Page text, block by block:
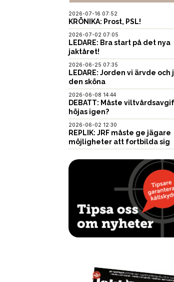
2026-07-16 07:52
KRÖNIKA: Prost, PSL!
2026-07-02 07:05
LEDARE: Bra start på det nya
jaktåret!
2026-06-25 07:35
LEDARE: Jorden vi ärvde och
den sköna
2026-06-08 14:44
DEBATT: Måste
höjas igen?
2026-06-02 12:30
REPLIK: JRF måste ge jägare
möjligheter att fortbilda sig